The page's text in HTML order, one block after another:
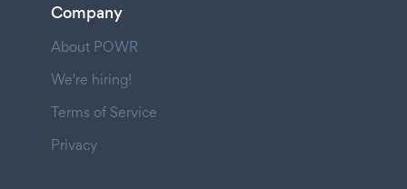
Company
About POWR
We're hiring!
Terms of Service
Privacy